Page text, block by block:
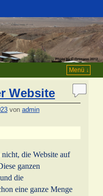
Menü ↓
Website
von admin
die Website auf
ganzen
die
eine ganze Menge